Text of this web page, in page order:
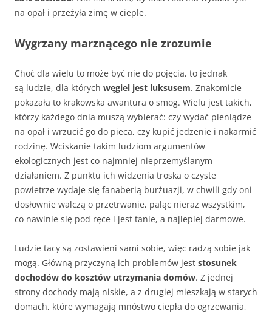
na opał i przeżyła zimę w cieple.
Wygrzany marznącego nie zrozumie
Choć dla wielu to może być nie do pojęcia, to jednak
są ludzie, dla których węgiel jest luksusem. Znakomicie
pokazała to krakowska awantura o smog. Wielu jest takich,
którzy każdego dnia muszą wybierać: czy wydać pieniądze
na opał i wrzucić go do pieca, czy kupić jedzenie i nakarmić
rodzinę. Wciskanie takim ludziom argumentów
ekologicznych jest co najmniej nieprzemyślanym
działaniem. Z punktu ich widzenia troska o czyste
powietrze wydaje się fanaberią burżuazji, w chwili gdy oni
dosłownie walczą o przetrwanie, paląc nieraz wszystkim,
co nawinie się pod ręce i jest tanie, a najlepiej darmowe.
Ludzie tacy są zostawieni sami sobie, więc radzą sobie jak
mogą. Główną przyczyną ich problemów jest stosunek
dochodów do kosztów utrzymania domów. Z jednej
strony dochody mają niskie, a z drugiej mieszkają w starych
domach, które wymagają mnóstwo ciepła do ogrzewania,